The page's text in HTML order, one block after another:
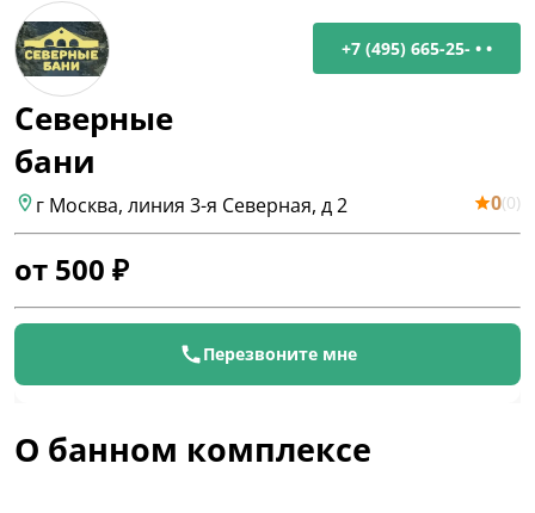
+7 (495) 665-25- • •
Северные
бани
г Москва, линия 3-я Северная, д 2 0(0)
от 500 ₽
Перезвоните мне
О банном комплексе